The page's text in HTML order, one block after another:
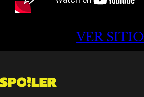
VER SITIO